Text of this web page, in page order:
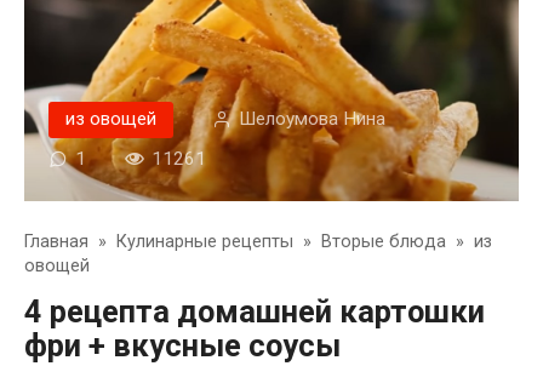
из овощей
Шелоумова Нина
1
11261
Главная » Кулинарные рецепты » Вторые блюда » из
овощей
4 рецепта домашней картошки
фри + вкусные соусы